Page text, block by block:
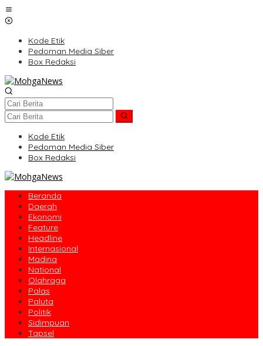
Lewati
ke
Kode Etik
Pedoman Media Siber
Box Redaksi
Kode Etik
Pedoman Media Siber
Box Redaksi
Beranda
Daerah
Ekonomi
Feature
Headline
Internasional
Madina
National
Olahraga
Palas
Paluta
Politik
Sidimpuan
Tapsel